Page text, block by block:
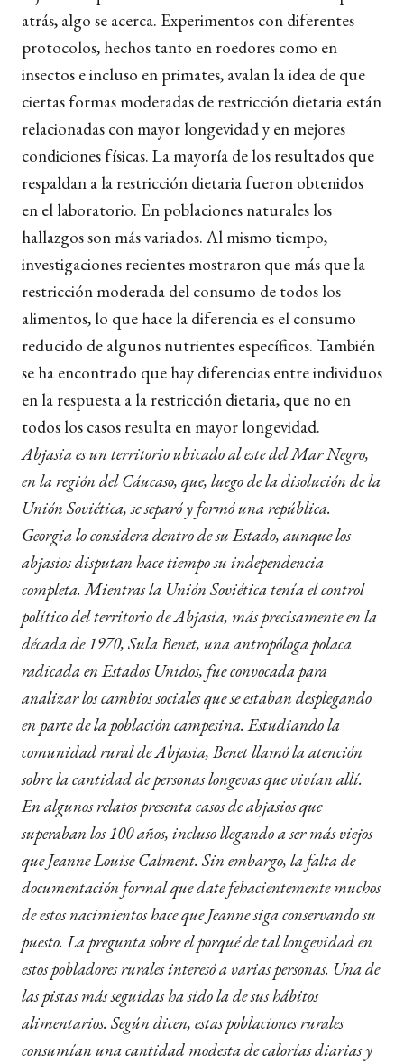
atrás, algo se acerca. Experimentos con diferentes
protocolos, hechos tanto en roedores como en
insectos e incluso en primates, avalan la idea de que
ciertas formas moderadas de restricción dietaria están
relacionadas con mayor longevidad y en mejores
condiciones físicas. La mayoría de los resultados que
respaldan a la restricción dietaria fueron obtenidos
en el laboratorio. En poblaciones naturales los
hallazgos son más variados. Al mismo tiempo,
investigaciones recientes mostraron que más que la
restricción moderada del consumo de todos los
alimentos, lo que hace la diferencia es el consumo
reducido de algunos nutrientes específicos. También
se ha encontrado que hay diferencias entre individuos
en la respuesta a la restricción dietaria, que no en
todos los casos resulta en mayor longevidad.
Abjasia es un territorio ubicado al este del Mar Negro,
en la región del Cáucaso, que, luego de la disolución de la
Unión Soviética, se separó y formó una república.
Georgia lo considera dentro de su Estado, aunque los
abjasios disputan hace tiempo su independencia
completa. Mientras la Unión Soviética tenía el control
político del territorio de Abjasia, más precisamente en la
década de 1970, Sula Benet, una antropóloga polaca
radicada en Estados Unidos, fue convocada para
analizar los cambios sociales que se estaban desplegando
en parte de la población campesina. Estudiando la
comunidad rural de Abjasia, Benet llamó la atención
sobre la cantidad de personas longevas que vivían allí.
En algunos relatos presenta casos de abjasios que
superaban los 100 años, incluso llegando a ser más viejos
que Jeanne Louise Calment. Sin embargo, la falta de
documentación formal que date fehacientemente muchos
de estos nacimientos hace que Jeanne siga conservando su
puesto. La pregunta sobre el porqué de tal longevidad en
estos pobladores rurales interesó a varias personas. Una de
las pistas más seguidas ha sido la de sus hábitos
alimentarios. Según dicen, estas poblaciones rurales
consumían una cantidad modesta de calorías diarias y